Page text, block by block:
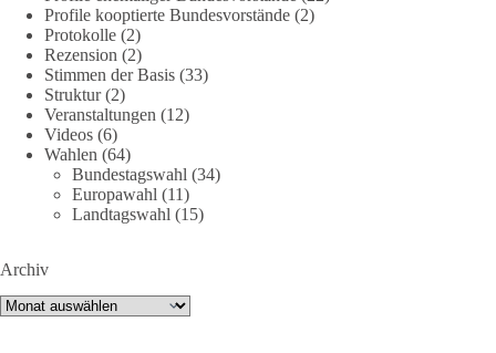
659 669 26
DieBasis
2 Tage(n) zuvor
💧 Wasser ist kein globales Experiment
Mariana Mazzucato ist Beraterin und Rednerin des World
Economic Forum (WEF). In ihrer Rede zu globalen
Herausforderungen sprach sie sich 2022 dafür aus, bestimmte
Profile kooptierte Bundesvorstände (2)
Protokolle (2)
Rezension (2)
Stimmen der Basis (33)
Struktur(2)
Veranstaltungen (12)
Videos (6)
Wahlen (64)
Bundestagswahl (34)
Europawahl (11)
Landtagswahl (15)
Archiv
Archiv